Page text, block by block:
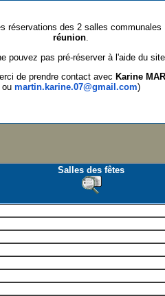
réservations des 2 salles
réunion.
pouvez pas pré-réserver à l'aide du site.
de prendre contact avec Karine
ou martin.karine.07@gmail.com)
Salles des fêtes